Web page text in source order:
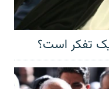
یک تفکر است؟